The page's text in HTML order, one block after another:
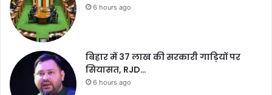
6 hours ago
बिहार में 37 लाख की सरकारी गाड़ियों पर
सियासत, RJD…
6 hours ago